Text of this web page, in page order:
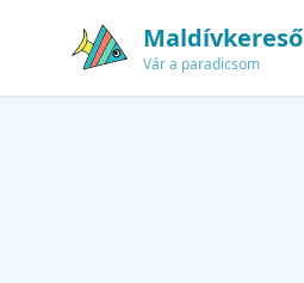
Maldívkereső
Vár a paradicsom